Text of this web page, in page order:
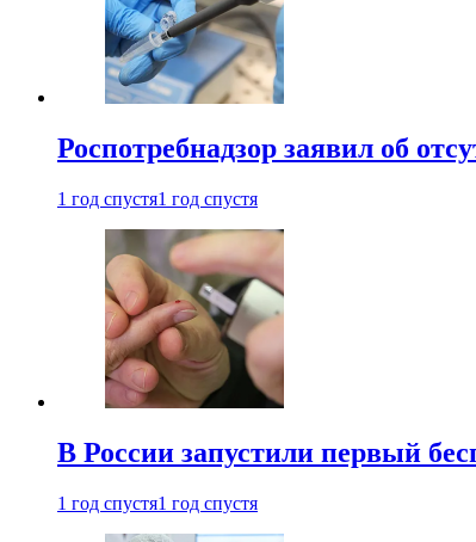
Роспотребнадзор заявил об
1 год спустя1 год спустя
В России запустили первый
1 год спустя1 год спустя